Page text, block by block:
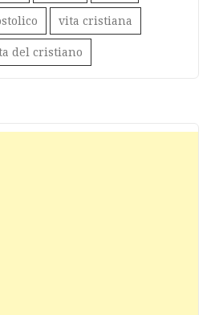
vita cristiana
del cristiano